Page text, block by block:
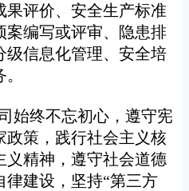
果评价、安全生产标准
案编写或评审、隐患排
信息化管理、 安全培
始终不忘初心，遵守宪
政策，践行社会主义核
义精神，遵守社会道德
律建设，坚持“第三方